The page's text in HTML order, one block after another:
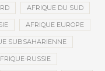
AFRIQUE DU SUD
AFRIQUE EUROPE
SUBSAHARIENNE
RUSSIE